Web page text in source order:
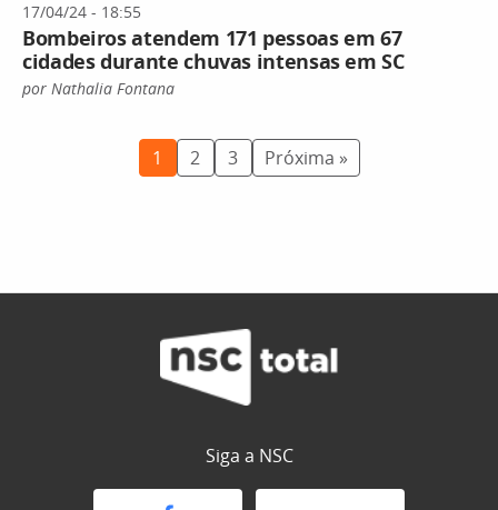
17/04/24 - 18:55
Bombeiros atendem 171 pessoas em 67
cidades durante chuvas intensas em SC
por Nathalia Fontana
1 2 3 Próxima »
Siga a NSC